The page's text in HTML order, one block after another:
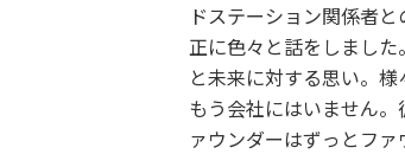
ドステーション関係者
正に色々と話をしまし
と未来に対する思い。
もう会社にはいません
ァウンダーはずっとフ